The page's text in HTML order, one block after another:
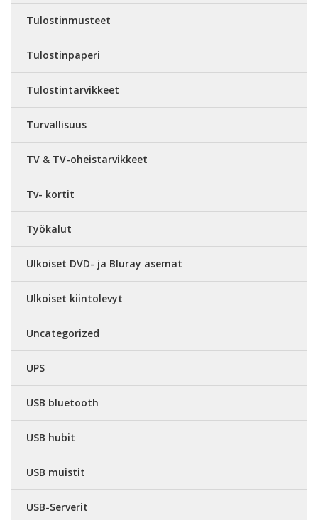
Tulostinmusteet
Tulostinpaperi
Tulostintarvikkeet
Turvallisuus
TV & TV-oheistarvikkeet
Tv- kortit
Työkalut
Ulkoiset DVD- ja Bluray asemat
Ulkoiset kiintolevyt
Uncategorized
UPS
USB bluetooth
USB hubit
USB muistit
USB-Serverit